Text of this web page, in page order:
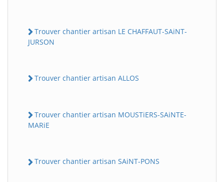
Trouver chantier artisan LE CHAFFAUT-SAiNT-
JURSON
Trouver chantier artisan ALLOS
Trouver chantier artisan MOUSTiERS-SAiNTE-
MARiE
Trouver chantier artisan SAiNT-PONS